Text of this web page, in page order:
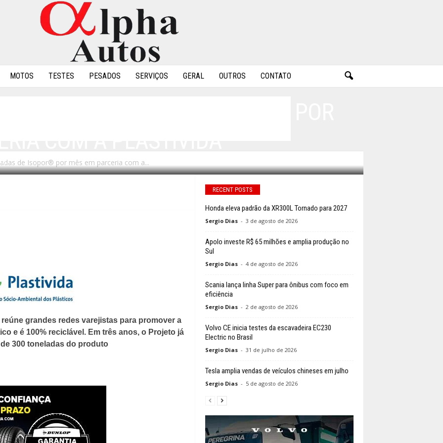
MOTOS TESTES PESADOS SERVIÇOS GERAL OUTROS CONTATO
de Isopor® por mês em parceria com a...
0
grandes redes varejistas para promover a
e é 100% reciclável. Em três anos, o Projeto já
300 toneladas do produto
RECENT POSTS
Honda eleva padrão da XR300L Tornado para 2027
Sergio Dias - 3 de agosto de 2026
Apolo investe R$ 65 milhões e amplia produção no
Sul
Sergio Dias - 4 de agosto de 2026
Scania lança linha Super para ônibus com foco em
eficiência
Sergio Dias - 2 de agosto de 2026
Volvo CE inicia testes da escavadeira EC230
Electric no Brasil
Sergio Dias - 31 de julho de 2026
Tesla amplia vendas de veículos chineses em julho
Sergio Dias - 5 de agosto de 2026